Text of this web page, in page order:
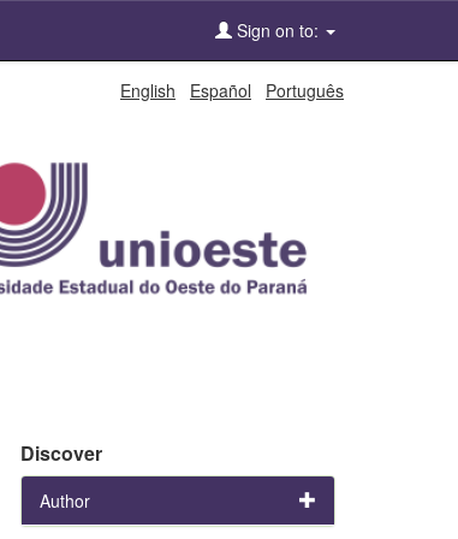
Sign on to:
English Español Português
Discover
Author